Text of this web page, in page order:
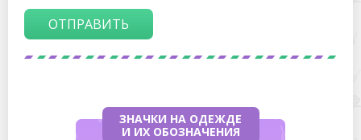
ОТПРАВИТЬ
ЗНАЧКИ НА ОДЕЖДЕ
И ИХ ОБОЗНАЧЕНИЯ